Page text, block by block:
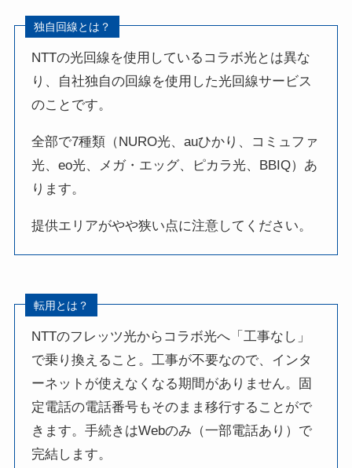
独自回線とは？
NTTの光回線を使用しているコラボ光とは異な
り、自社独自の回線を使用した光回線サービス
のことです。
全部で7種類（NURO光、auひかり、コミュファ
光、eo光、メガ・エッグ、ピカラ光、BBIQ）あ
ります。
提供エリアがやや狭い点に注意してください。
転用とは？
NTTのフレッツ光からコラボ光へ「工事なし」
で乗り換えること。工事が不要なので、インタ
ーネットが使えなくなる期間がありません。固
定電話の電話番号もそのまま移行することがで
きます。手続きはWebのみ（一部電話あり）で
完結します。